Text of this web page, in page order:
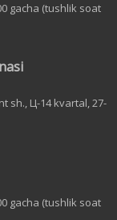
gacha (tushlik soat
sh., Ц-14 kvartal, 27-
gacha (tushlik soat